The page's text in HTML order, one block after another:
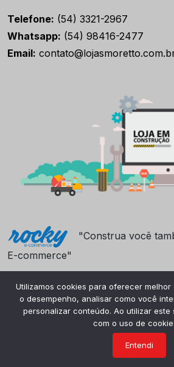
Telefone: (54) 3321-2967
Whatsapp: (54) 98416-2477
Email:
"Construa você
E-commerce"
Utilizamos cookies para oferecer
o desempenho, analisar como você
personalizar conteúdo. Ao utilizar
com o uso de
Entendi